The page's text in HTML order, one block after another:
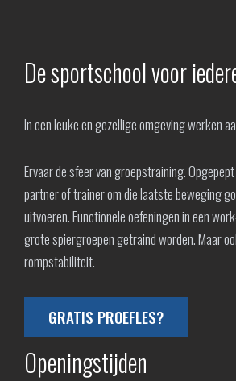
De sportschool voor
In een leuke en gezellige omgeving werken
Ervaar de sfeer van groepstraining.
partner of trainer om die laatste beweging
uitvoeren. Functionele oefeningen in een
grote spiergroepen getraind worden. Maar
rompstabiliteit.
GRATIS PROEFLES?
Openingstijden